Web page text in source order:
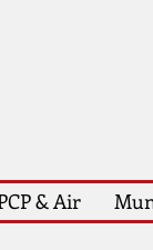
& Air